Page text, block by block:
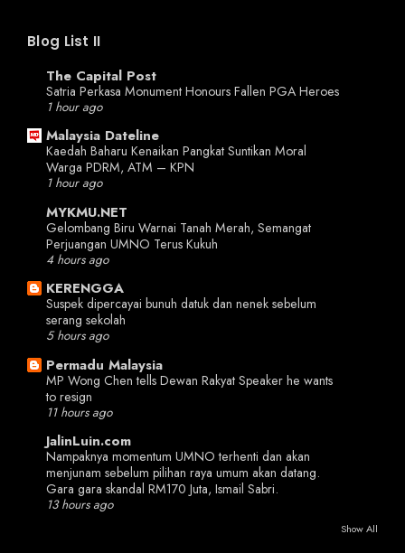
Blog List II
The Capital Post
Satria Perkasa Monument Honours Fallen PGA Heroes
1 hour ago
Malaysia Dateline
Kaedah Baharu Kenaikan Pangkat Suntikan Moral
Warga PDRM, ATM – KPN
1 hour ago
MYKMU.NET
Gelombang Biru Warnai Tanah Merah, Semangat
Perjuangan UMNO Terus Kukuh
4 hours ago
KERENGGA
Suspek dipercayai bunuh datuk dan nenek sebelum
serang sekolah
5 hours ago
Permadu Malaysia
MP Wong Chen tells Dewan Rakyat Speaker he wants
to resign
11 hours ago
JalinLuin.com
Nampaknya momentum UMNO terhenti dan akan
menjunam sebelum pilihan raya umum akan datang.
Gara gara skandal RM170 Juta, Ismail Sabri.
13 hours ago
Show All